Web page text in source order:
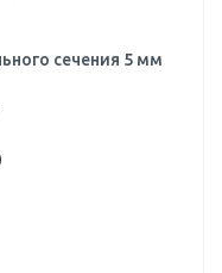
сечения 5 мм